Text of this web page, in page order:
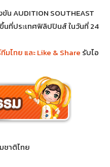
น AUDITION SOUTHEAST
นที่ประเทศฟิลิปปินส์ ในวันที่ 24
ไทย และ Like & Share รับไอ
ชาติไทย